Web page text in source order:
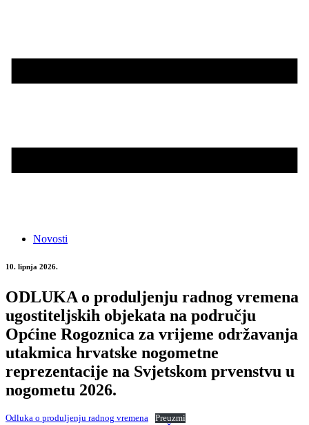
Novosti
10. lipnja 2026.
ODLUKA o produljenju radnog vremena
ugostiteljskih objekata na području
Općine Rogoznica za vrijeme održavanja
utakmica hrvatske nogometne
reprezentacije na Svjetskom prvenstvu u
nogometu 2026.
Odluka o produljenju radnog vremena Preuzmi